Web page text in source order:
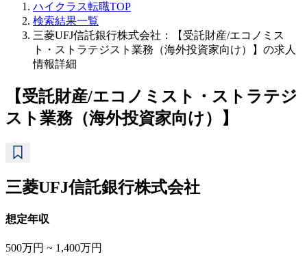
ハイクラス転職TOP
検索結果一覧
三菱UFJ信託銀行株式会社：【受託財産/エコノミス
ト・ストラテジスト業務（海外投資家向け）】の求人
情報詳細
【受託財産/エコノミスト・ストラテジ
スト業務（海外投資家向け）】
三菱UFJ信託銀行株式会社
想定年収
500万円 ~ 1,400万円